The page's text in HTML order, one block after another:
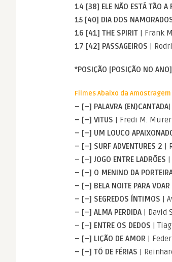
14 [38] ELE NÃO ESTÁ TÃO A
15 [40] DIA DOS
16 [41] THE SPIRIT | Frank
17 [42] PASSAGEIROS |
*POSIÇÃO [POSIÇÃO NO
Filmes Abaixo da Amostragem
– [–] PALAVRA (EN)CANTADA
– [–] VITUS | Fredi M.
– [–] UM LOUCO
– [–] SURF ADVENTURES 2 |
– [–] JOGO ENTRE LADRÕES |
– [–] O MENINO DA
– [–] BELA NOITE PARA VOAR
– [–] SEGREDOS ÍNTIMOS |
– [–] ALMA PERDIDA | David
– [–] ENTRE OS DEDOS |
– [–] LIÇÃO DE AMOR |
– [–] TÓ DE FÉRIAS |